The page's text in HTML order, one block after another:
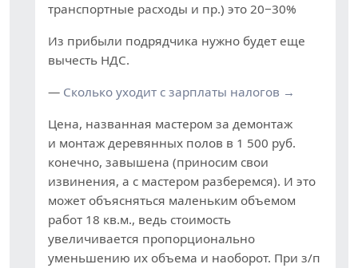
транспортные расходы и пр.) это 20−30%
Из прибыли подрядчика нужно будет еще
вычесть НДС.
— Сколько уходит с зарплаты налогов →
Цена, названная мастером за демонтаж
и монтаж деревянных полов в 1 500 руб.
конечно, завышена (приносим свои
извинения, а с мастером разберемся). И это
может объясняться маленьким объемом
работ 18 кв.м., ведь стоимость
увеличивается пропорционально
уменьшению их объема и наоборот. При з/п